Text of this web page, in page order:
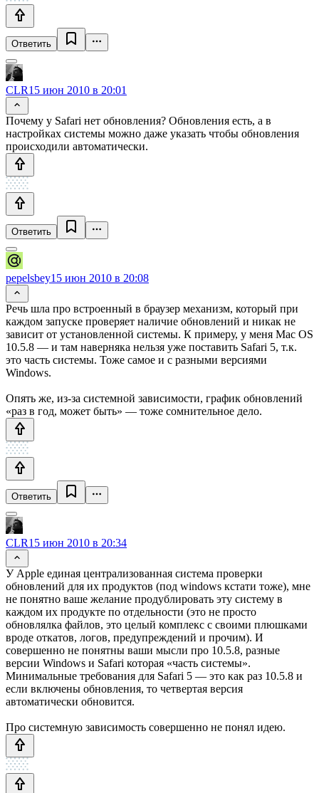
Ответить
CLR15 июн 2010 в 20:01
Почему у Safari нет обновления? Обновления есть, а в
настройках системы можно даже указать чтобы обновления
происходили автоматически.
Ответить
pepelsbey15 июн 2010 в 20:08
Речь шла про встроенный в браузер механизм, который при
каждом запуске проверяет наличие обновлений и никак не
зависит от установленной системы. К примеру, у меня Mac OS
10.5.8 — и там наверняка нельзя уже поставить Safari 5, т.к.
это часть системы. Тоже самое и с разными версиями
Windows.
Опять же, из-за системной зависимости, график обновлений
«раз в год, может быть» — тоже сомнительное дело.
Ответить
CLR15 июн 2010 в 20:34
У Apple единая централизованная система проверки
обновлений для их продуктов (под windows кстати тоже), мне
не понятно ваше желание продублировать эту систему в
каждом их продукте по отдельности (это не просто
обновлялка файлов, это целый комплекс с своими плюшками
вроде откатов, логов, предупреждений и прочим). И
совершенно не понятны ваши мысли про 10.5.8, разные
версии Windows и Safari которая «часть системы».
Минимальные требования для Safari 5 — это как раз 10.5.8 и
если включены обновления, то четвертая версия
автоматически обновится.
Про системную зависимость совершенно не понял идею.